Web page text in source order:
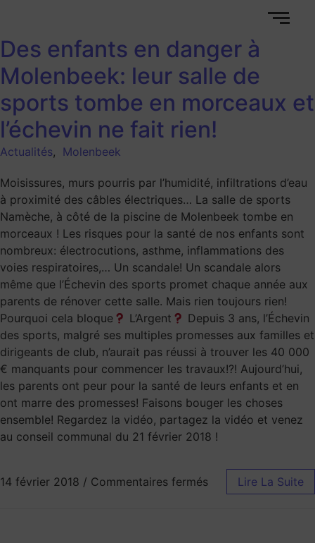
Des enfants en danger à
Molenbeek: leur salle de
sports tombe en morceaux et
l’échevin ne fait rien!
Actualités, Molenbeek
Moisissures, murs pourris par l’humidité, infiltrations d’eau
à proximité des câbles électriques… La salle de sports
Namèche, à côté de la piscine de Molenbeek tombe en
morceaux ! Les risques pour la santé de nos enfants sont
nombreux: électrocutions, asthme, inflammations des
voies respiratoires,… Un scandale! Un scandale alors
même que l’Échevin des sports promet chaque année aux
parents de rénover cette salle. Mais rien toujours rien!
Pourquoi cela bloque
L’Argent
Depuis 3 ans, l’Échevin
des sports, malgré ses multiples promesses aux familles et
dirigeants de club, n’aurait pas réussi à trouver les 40 000
€ manquants pour commencer les travaux!?! Aujourd’hui,
les parents ont peur pour la santé de leurs enfants et en
ont marre des promesses! Faisons bouger les choses
ensemble! Regardez la vidéo, partagez la vidéo et venez
au conseil communal du 21 février 2018 !
14 février 2018 / Commentaires fermés Lire La Suite